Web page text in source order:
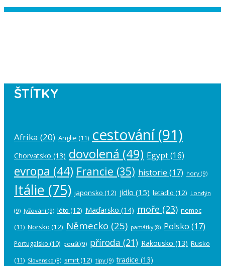
ŠTÍTKY
Afrika (20) Anglie (11) cestování(91)
Chorvatsko (13) dovolená (49) Egypt(16)
evropa (44) Francie (35) historie (17) hory (9)
Itálie (75) japonsko (12) jídlo (15) letadlo (12) Londýn
(9) lyžování (9) léto (12) Maďarsko (14) moře (23) nemoc
(11) Norsko (12) Německo (25) památky(8) Polsko (17)
Portugalsko (10) poušť(9) příroda (21) Rakousko (13) Rusko
(11) Slovensko (8) smrt(12) tipy (9) tradice (13)